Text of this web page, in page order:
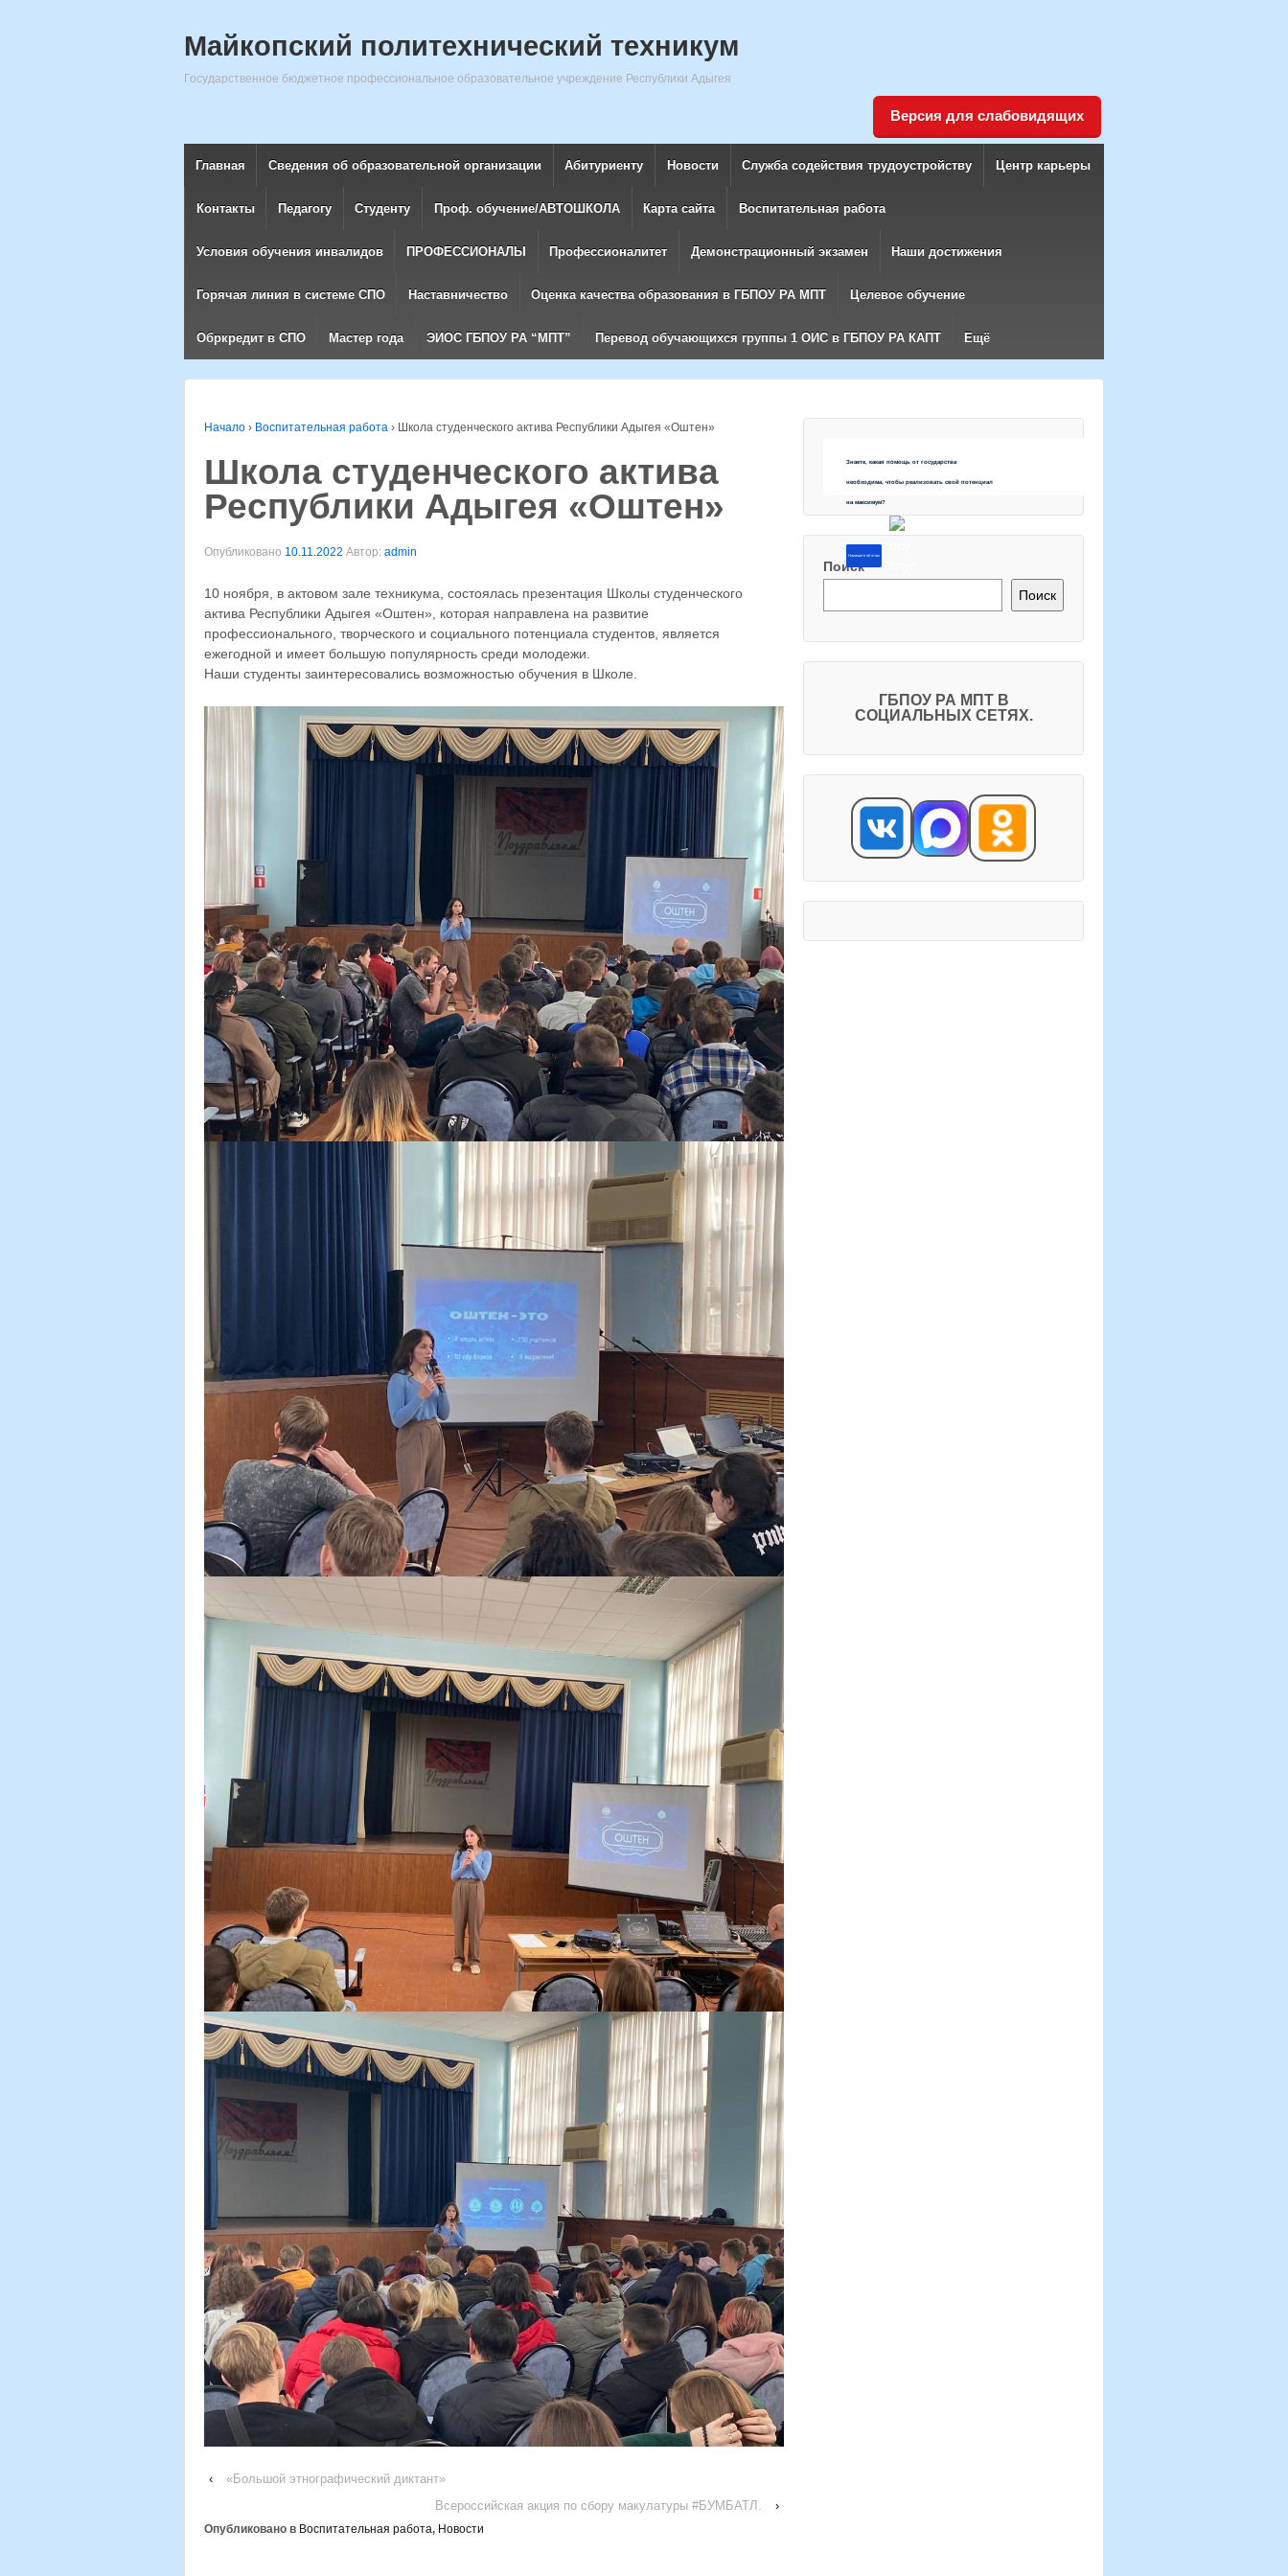
Майкопский политехнический техникум
Государственное бюджетное профессиональное образовательное учреждение Республики Адыгея
Версия для слабовидящих
Главная Сведения об образовательной организации Абитуриенту Новости Служба содействия трудоустройству Центр карьеры
Контакты Педагогу Студенту Проф. обучение/АВТОШКОЛА Карта сайта Воспитательная работа
Условия обучения инвалидов ПРОФЕССИОНАЛЫ Профессионалитет Демонстрационный экзамен Наши достижения
Горячая линия в системе СПО Наставничество Оценка качества образования в ГБПОУ РА МПТ Целевое обучение
Обркредит в СПО Мастер года ЭИОС ГБПОУ РА “МПТ” Перевод обучающихся группы 1 ОИС в ГБПОУ РА КАПТ Ещё
Начало › Воспитательная работа › Школа студенческого актива Республики Адыгея «Оштен»
Школа студенческого актива
Республики Адыгея «Оштен»
Опубликовано 10.11.2022 Автор: admin
10 ноября, в актовом зале техникума, состоялась презентация Школы студенческого
актива Республики Адыгея «Оштен», которая направлена на развитие
профессионального, творческого и социального потенциала студентов, является
ежегодной и имеет большую популярность среди молодежи.
Наши студенты заинтересовались возможностью обучения в Школе.
‹
«Большой этнографический диктант»
Всероссийская акция по сбору макулатуры #БУМБАТЛ.
›
Опубликовано в Воспитательная работа, Новости
Знаете, какая помощь от государства
необходима, чтобы реализовать свой потенциал
на максимум?
Напишите об этом
Поиск
Поиск
ГБПОУ РА МПТ В
СОЦИАЛЬНЫХ СЕТЯХ.